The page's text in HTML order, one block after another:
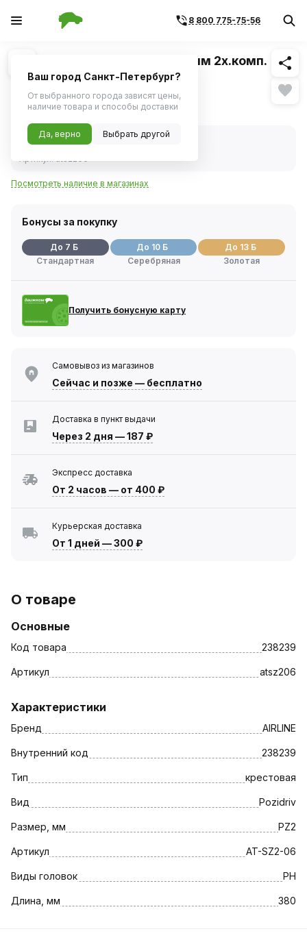
8 800 775-75-56
1/2 Похожие
Отвертка крестовая PZ2х38мм 2х.комп.
ручка (AIRLINE)
136 ₽
В наличии
Посмотреть наличие в магазинах
Бонусы за покупку
До 7 Б
Стандартная
До 10 Б
Серебряная
До 13 Б
Золотая
Получить бонусную карту
Самовывоз из магазинов
Сейчас и позже — бесплатно
Доставка в пункт выдачи
Через 2 дня —187 ₽
Экспресс доставка
От 2 часов — от 400 ₽
Курьерская доставка
От 1 дней —300 ₽
О товаре
Основные
Код товара 238239
Артикул atsz206
Характеристики
Бренд AIRLINE
Внутренний код 238239
Тип крестовая
Вид Pozidriv
Размер, мм PZ2
Артикул AT-SZ2-06
Виды головок PH
Длина, мм 380
Ваш город Санкт-Петербург?
От выбранного города зависят цены,
наличие товара и способы доставки
Да, верно Выбрать другой